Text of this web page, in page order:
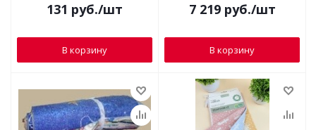
131 руб./шт
В корзину
7 219руб./шт
В корзину